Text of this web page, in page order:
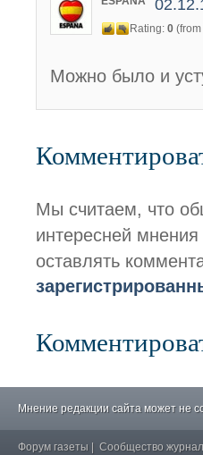
Rating: 0
Можно было и
Мы считаем, что
интересней
оставлять
Мнение редакции сайта может не
Форум газеты Сообщество